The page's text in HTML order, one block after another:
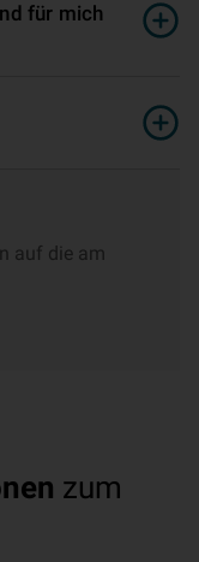
für mich
auf die am
zum